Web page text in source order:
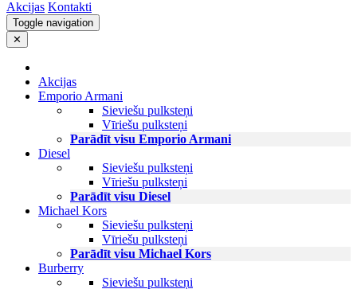
Akcijas Kontakti
Toggle navigation
✕
Akcijas
Emporio Armani
Sieviešu pulksteņi
Vīriešu pulksteņi
Parādīt visu Emporio Armani
Diesel
Sieviešu pulksteņi
Vīriešu pulksteņi
Parādīt visu Diesel
Michael Kors
Sieviešu pulksteņi
Vīriešu pulksteņi
Parādīt visu Michael Kors
Burberry
Sieviešu pulksteņi